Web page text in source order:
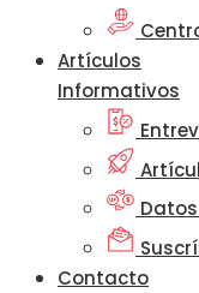
Artículos
Informativos
Contacto